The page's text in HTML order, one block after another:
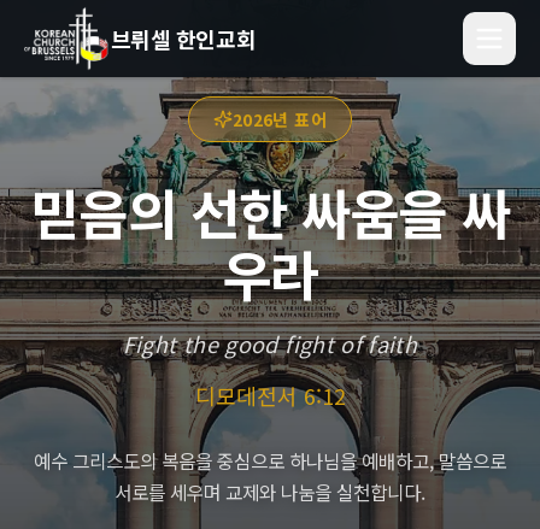
브뤼셀 한인교회
2026년 표어
믿음의 선한 싸움을 싸
우라
Fight the good fight of faith
디모데전서 6:12
예수 그리스도의 복음을 중심으로 하나님을 예배하고, 말씀으로
서로를 세우며 교제와 나눔을 실천합니다.